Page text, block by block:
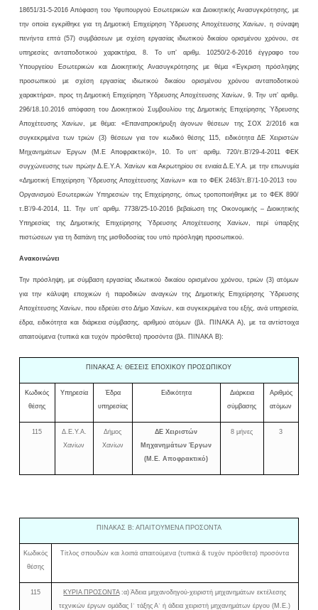
18651/31-5-2016 Απόφαση του Υφυπουργού Εσωτερικών και Διοικητικής Ανασυγκρότησης, με
την οποία εγκρίθηκε για τη Δημοτική Επιχείρηση Ύδρευσης Αποχέτευσης Χανίων, η σύναψη
πενήντα επτά (57) συμβάσεων με σχέση εργασίας ιδιωτικού δικαίου ορισμένου χρόνου, σε
υπηρεσίες ανταποδοτικού χαρακτήρα, 8. Το υπ’ αριθμ. 10250/2-6-2016 έγγραφο του
Υπουργείου Εσωτερικών και Διοικητικής Ανασυγκρότησης με θέμα «Έγκριση πρόσληψης
προσωπικού με σχέση εργασίας ιδιωτικού δικαίου ορισμένου χρόνου ανταποδοτικού
χαρακτήρα», προς τη Δημοτική Επιχείρηση Ύδρευσης Αποχέτευσης Χανίων, 9. Την υπ’ αριθμ.
296/18.10.2016 απόφαση του Διοικητικού Συμβουλίου της Δημοτικής Επιχείρησης Ύδρευσης
Αποχέτευσης Χανίων, με θέμα: «Επαναπροκήρυξη άγονων θέσεων της ΣΟΧ 2/2016 και
συγκεκριμένα των τριών (3) θέσεων για τον κωδικό θέσης 115, ειδικότητα ΔΕ Χειριστών
Μηχανημάτων Έργων (Μ.Ε Αποφρακτικό)», 10. Το υπ΄ αριθμ. 720/τ.Β’/29-4-2011 ΦΕΚ
συγχώνευσης των πρώην Δ.Ε.Υ.Α. Χανίων και Ακρωτηρίου σε ενιαία Δ.Ε.Υ.Α. με την επωνυμία
«Δημοτική Επιχείρηση Ύδρευσης Αποχέτευσης Χανίων» και το ΦΕΚ 2463/τ.Β’/1-10-2013 του
Οργανισμού Εσωτερικών Υπηρεσιών της Επιχείρησης, όπως τροποποιήθηκε με το ΦΕΚ 890/
τ.Β’/9-4-2014, 11. Την υπ’ αριθμ. 7738/25-10-2016 βεβαίωση της Οικονομικής – Διοικητικής
Υπηρεσίας της Δημοτικής Επιχείρησης Ύδρευσης Αποχέτευσης Χανίων, περί ύπαρξης
πιστώσεων για τη δαπάνη της μισθοδοσίας του υπό πρόσληψη προσωπικού.
Ανακοινώνει
Την πρόσληψη, με σύμβαση εργασίας ιδιωτικού δικαίου ορισμένου χρόνου, τριών (3) ατόμων
για την κάλυψη εποχικών ή παροδικών αναγκών της Δημοτικής Επιχείρησης Ύδρευσης
Αποχέτευσης Χανίων, που εδρεύει στο Δήμο Χανίων, και συγκεκριμένα του εξής, ανά υπηρεσία,
έδρα, ειδικότητα και διάρκεια σύμβασης, αριθμού ατόμων (βλ. ΠΙΝΑΚΑ Α), με τα αντίστοιχα
απαιτούμενα (τυπικά και τυχόν πρόσθετα) προσόντα (βλ. ΠΙΝΑΚΑ Β):
ΠΙΝΑΚΑΣ Α: ΘΕΣΕΙΣ ΕΠΟΧΙΚΟΥ ΠΡΟΣΩΠΙΚΟΥ
Κωδικός
θέσης
Υπηρεσία
Έδρα
υπηρεσίας
Ειδικότητα
Διάρκεια
σύμβασης
Αριθμός
ατόμων
115
Δ.Ε.Υ.Α.
Χανίων
Δήμος
Χανίων
ΔΕ Χειριστών
Μηχανημάτων Έργων
(Μ.Ε. Αποφρακτικό)
8 μήνες 3
ΠΙΝΑΚΑΣ Β: ΑΠΑΙΤΟΥΜΕΝΑ ΠΡΟΣΟΝΤΑ
Κωδικός
θέσης
Τίτλος σπουδών και λοιπά απαιτούμενα (τυπικά & τυχόν πρόσθετα) προσόντα
115 ΚΥΡΙΑ ΠΡΟΣΟΝΤΑ:α) Άδεια μηχανοδηγού-χειριστή μηχανημάτων εκτέλεσης
τεχνικών έργων ομάδας Ι΄ τάξης Α΄ ή άδεια χειριστή μηχανημάτων έργου (Μ.Ε.)